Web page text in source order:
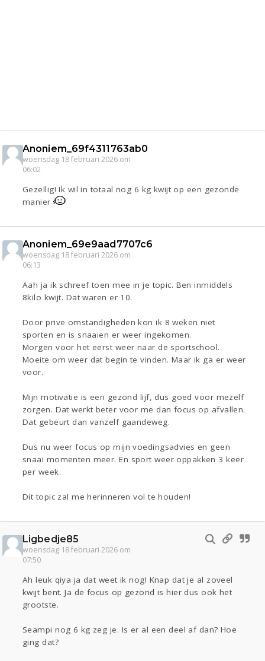
Anoniem_69f4311763ab0
woensdag 18 februari 2026 om
06:02
Gezellig! Ik wil in totaal nog 6 kg kwijt op een gezonde
manier
Anoniem_69e9aad7707c6
woensdag 18 februari 2026 om
06:13
Aah ja ik schreef toen mee in je topic. Ben inmiddels
8kilo kwijt. Dat waren er 10.
Door prive omstandigheden kon ik 8 weken niet
sporten en is snaaien er weer ingekomen.
Morgen voor het eerst weer naar de sportschool.
Moeite om weer dat begin te vinden. Maar ik ga er weer
voor.
Mijn motivatie is een gezond lijf, dus goed voor mezelf
zorgen. Dat werkt beter voor me dan focus op afvallen.
Dat gebeurt dan vanzelf gaandeweg.
Dus nu weer focus op mijn voedingsadvies en geen
snaai momenten meer. En sport weer oppakken 3 keer
per week.
Dit topic zal me herinneren vol te houden!
Ligbedje85
woensdag 18 februari 2026 om
07:50
Ah leuk qiya ja dat weet ik nog! Knap dat je al zoveel
kwijt bent. Ja de focus op gezond is hier dus ook het
grootste.
Seampi nog 6 kg zeg je. Is er al een deel af dan? Hoe
ging dat?